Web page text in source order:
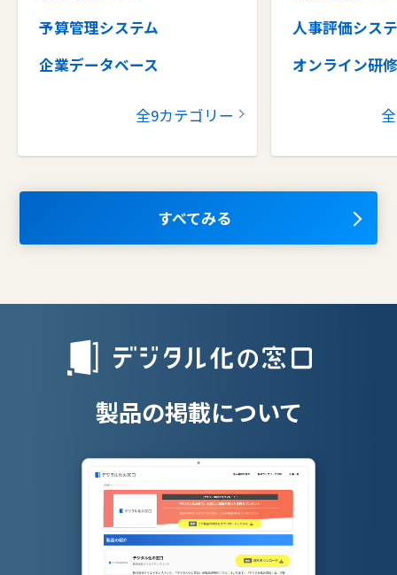
予算管理システム
企業データベース
グループウェア
全9カテゴリー
人事評価シス
オンライン研
健康管理シス
ム
離職防止ツー
授業支援シス
すべてみる
製品の掲載について